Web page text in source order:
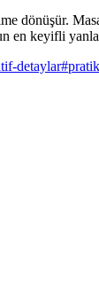
dönüşür.
en keyifli
detaylar#